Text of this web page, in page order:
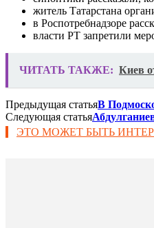
житель Татарстана
в Роспотребнадзоре
власти РТ запретили
ЧИТАТЬ ТАКЖЕ: Киев
Предыдущая статьяВ
Следующая статья
ЭТО МОЖЕТ БЫТЬ